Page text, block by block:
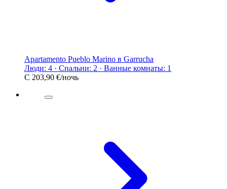
Apartamento Pueblo Marino в Garrucha
Люди: 4 · Спальни: 2 · Ванные комнаты: 1
С 203,90 €/ночь